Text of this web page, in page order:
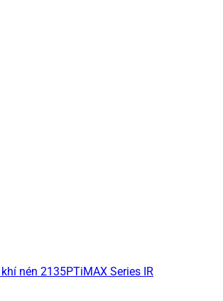
nén 2135PTiMAX Series IR